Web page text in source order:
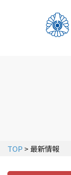
TOP > 最新情報